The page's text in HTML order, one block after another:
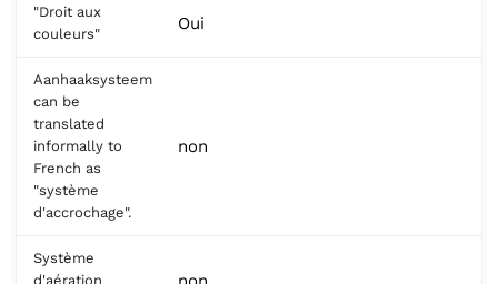
"Droit aux
couleurs"
Oui
Aanhaaksysteem
can be
translated
informally to
French as
"système
d'accrochage".
non
Système
d'aération